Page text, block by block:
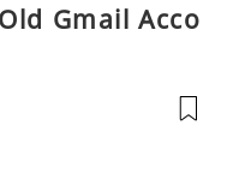
Gmail Acco